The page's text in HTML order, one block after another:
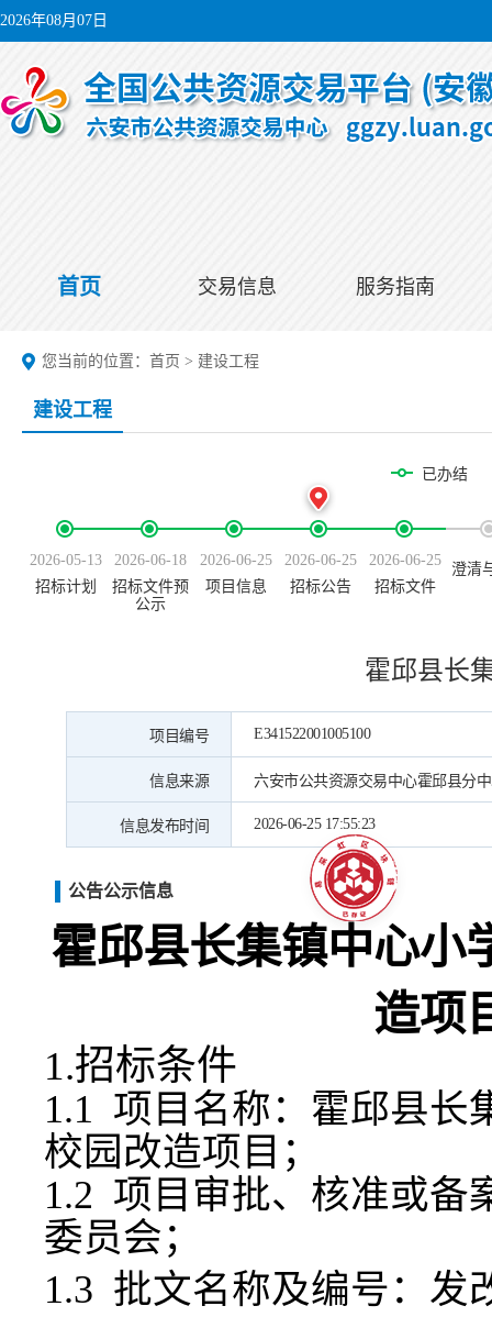
2026年08月07日
首页 交易信息 服务指南
您当前的位置： 首页 > 建设工程
建设工程
已办结
2026-05-13
招标计划
2026-06-18
招标文件预
公示
2026-06-25
项目信息
2026-06-25
招标公告
2026-06-25
招标文件
澄清
霍邱县长
项目编号 E341522001005100
信息来源 六安市公共资源交易中心霍邱县分
信息发布时间 2026-06-25 17:55:23
公告公示信息
霍邱县长集镇中心小
造项
1.招标条件
1.1 项目名称： 霍邱县长
校园改造项目 ；
1.2 项目审批、核准或备
委员会 ；
1.3 批文名称及编号：发